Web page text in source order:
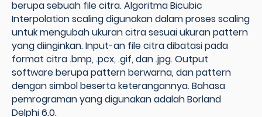
berupa sebuah file citra. Algoritma Bicubic
Interpolation scaling digunakan dalam proses scaling
untuk mengubah ukuran citra sesuai ukuran pattern
yang diinginkan. Input-an file citra dibatasi pada
format citra .bmp, .pcx, .gif, dan .jpg. Output
software berupa pattern berwarna, dan pattern
dengan simbol beserta keterangannya. Bahasa
pemrograman yang digunakan adalah Borland
Delphi 6.0.